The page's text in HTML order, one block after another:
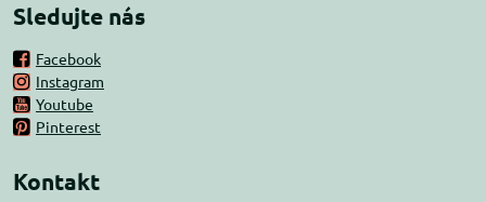
Sledujte nás
Facebook
Instagram
Youtube
Pinterest
Kontakt